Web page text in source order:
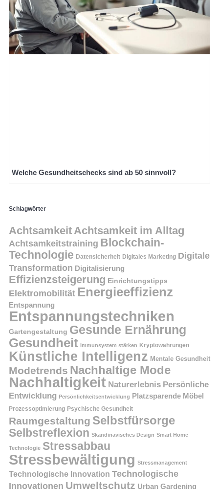
Welche Gesundheitschecks sind ab 50 sinnvoll?
Schlagwörter
Achtsamkeit Achtsamkeit im Alltag
Achtsamkeitstraining Blockchain-
Technologie Datensicherheit Digitales Marketing Digitale
Transformation Digitalisierung
Effizienzsteigerung Einrichtungstipps
Elektromobilität Energieeffizienz
Entspannung
Entspannungstechniken
Gartengestaltung Gesunde Ernährung
Gesundheit Immunsystem stärken Kryptowährungen
Künstliche Intelligenz Mentale Gesundheit
Modetrends Nachhaltige Mode
Nachhaltigkeit Naturerlebnis Persönliche
Entwicklung Persönlichkeitsentwicklung Platzsparende Möbel
Prozessoptimierung Psychische Gesundheit
Raumgestaltung Selbstfürsorge
Selbstreflexion Skandinavisches Design Smart Home
Technologie Stressabbau
Stressbewältigung Stressmanagement
Technologische Innovation Technologische
Innovationen Umweltschutz Urban Gardening